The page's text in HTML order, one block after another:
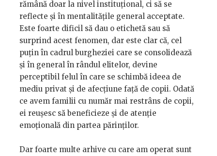
rămână doar la nivel instituțional, ci să se
reflecte și în mentalitățile general acceptate.
Este foarte dificil să dau o etichetă sau să
surprind acest fenomen, dar este clar că, cel
puțin în cadrul burgheziei care se consolidează
și în general în rândul elitelor, devine
perceptibil felul în care se schimbă ideea de
mediu privat și de afecțiune față de copii. Odată
ce avem familii cu număr mai restrâns de copii,
ei reușesc să beneficieze și de atenție
emoțională din partea părinților.
Dar foarte multe arhive cu care am operat sunt